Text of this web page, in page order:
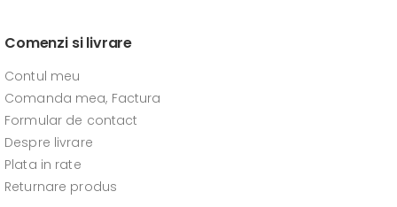
Comenzi si livrare
Contul meu
Comanda mea, Factura
Formular de contact
Despre livrare
Plata in rate
Returnare produs